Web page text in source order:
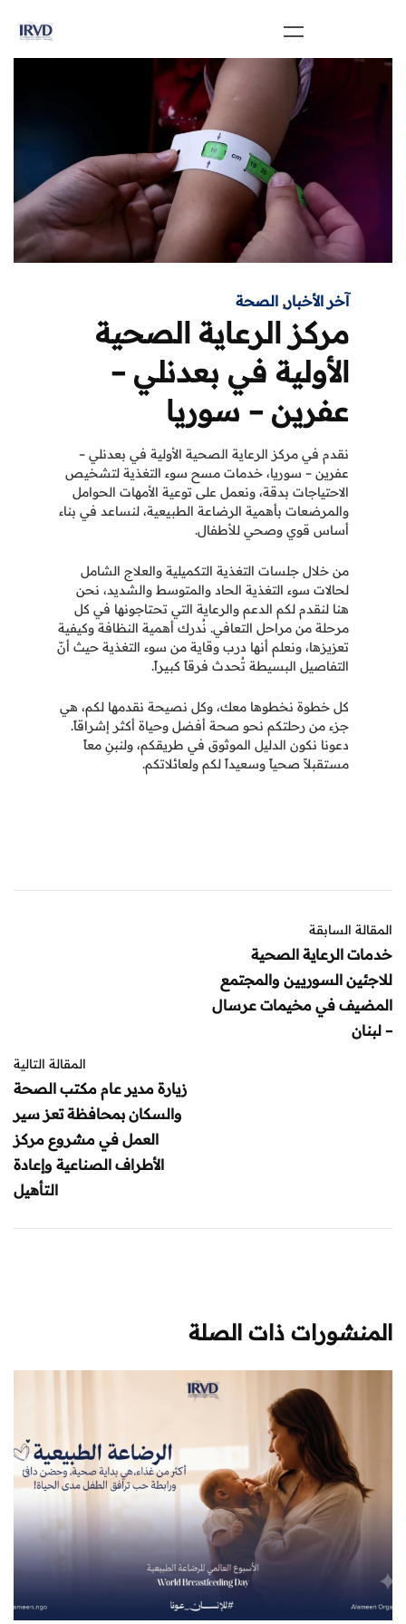
آخر الأخبار, الصحة
مركز الرعاية الصحية
الأولية في بعدنلي –
عفرين – سوريا
نقدم في مركز الرعاية الصحية الأولية في بعدنلي –
عفرين – سوريا، خدمات مسح سوء التغذية لتشخيص
الاحتياجات بدقة، ونعمل على توعية الأمهات الحوامل
والمرضعات بأهمية الرضاعة الطبيعية، لنساعد في بناء
أساس قوي وصحي للأطفال.
من خلال جلسات التغذية التكميلية والعلاج الشامل
لحالات سوء التغذية الحاد والمتوسط والشديد، نحن
هنا لنقدم لكم الدعم والرعاية التي تحتاجونها في كل
مرحلة من مراحل التعافي. نُدرك أهمية النظافة وكيفية
تعزيزها، ونعلم أنها درب وقاية من سوء التغذية حيث أنّ
التفاصيل البسيطة تُحدث فرقاً كبيراً.
كل خطوة نخطوها معك، وكل نصيحة نقدمها لكم، هي
جزء من رحلتكم نحو صحة أفضل وحياة أكثر إشراقاً.
دعونا نكون الدليل الموثوق في طريقكم، ولنبنِ معاً
مستقبلاً صحياً وسعيداً لكم ولعائلاتكم.
المقالة السابقة
خدمات الرعاية الصحية
للاجئين السوريين والمجتمع
المضيف في مخيمات عرسال
– لبنان
المقالة التالية
زيارة مدير عام مكتب الصحة
والسكان بمحافظة تعز سير
العمل في مشروع مركز
الأطراف الصناعية وإعادة
التأهيل
المنشورات ذات الصلة